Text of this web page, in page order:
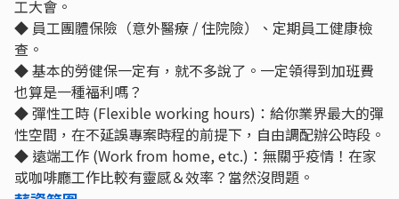
工大會。
◆ 員工團體保險（意外醫療 / 住院險）、定期員工健康檢
查。
◆ 基本的勞健保一定有，就不多說了。一定領得到加班費
也算是一種福利嗎？
◆ 彈性工時 (Flexible working hours)：給你業界最大的彈
性空間，在不延誤專案時程的前提下，自由調配辦公時段。
◆ 遠端工作 (Work from home, etc.)：無關乎疫情！在家
或咖啡廳工作比較有靈感＆效率？當然沒問題。